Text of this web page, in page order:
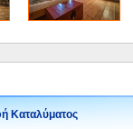
Καταλύματος